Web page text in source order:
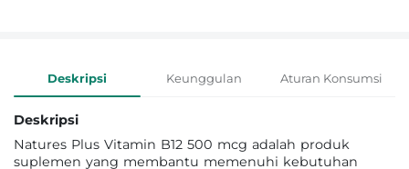
Informasi Produk
Deskripsi Keunggulan Aturan Konsumsi
Deskripsi
Natures Plus Vitamin B12 500 mcg adalah produk
suplemen yang membantu memenuhi kebutuhan